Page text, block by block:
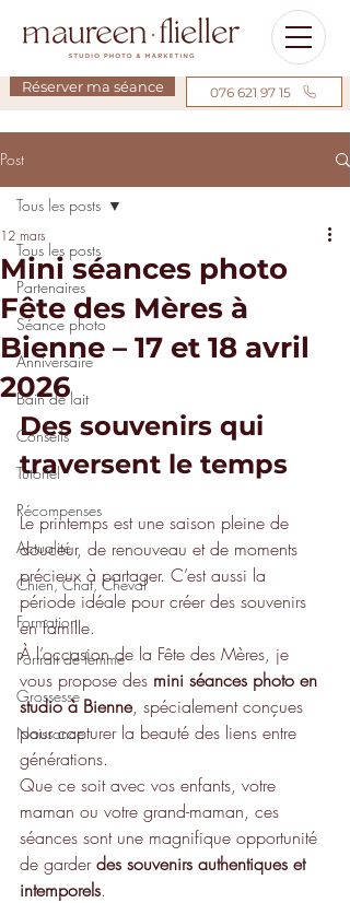
076 621 97 15
Réserver ma séance
Post
Tous les posts
Partenaires
Séance photo
Anniversaire
Bain de lait
Conseils
Tutoriel
Récompenses
Actualité
Chien, Chat, Cheval
Formation
Portrait de femme
Grossesse
Naissance
Tous les posts
Mini séances photo
Fête des Mères à
Bienne – 17 et 18 avril
2026
12 mars
Des souvenirs qui
traversent le temps
Le printemps est une saison pleine de
douceur, de renouveau et de moments
précieux à partager. C’est aussi la
période idéale pour créer des souvenirs
en famille.
À l’occasion de la Fête des Mères, je
vous propose des mini séances photo en
studio à Bienne, spécialement conçues
pour capturer la beauté des liens entre
générations.
Que ce soit avec vos enfants, votre
maman ou votre grand-maman, ces
séances sont une magnifique opportunité
de garder des souvenirs authentiques et
intemporels.